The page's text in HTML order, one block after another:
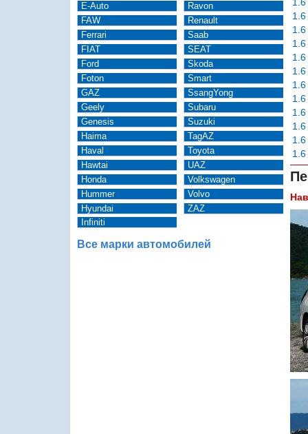
E-Auto
FAW
Ferrari
FIAT
Ford
Foton
GAZ
Geely
Genesis
Haima
Haval
Hawtai
Honda
Hummer
Hyundai
Infiniti
Ravon
Renault
Saab
SEAT
Skoda
Smart
SsangYong
Subaru
Suzuki
TagAZ
Toyota
UAZ
Volkswagen
Volvo
ZAZ
Все марки автомобилей
1.6
1.6
1.6
1.6
1.6
1.6
1.6
1.6
1.6